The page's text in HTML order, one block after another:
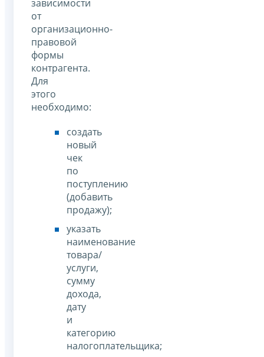
зависимости
от
организационно-
правовой
формы
контрагента.
Для
этого
необходимо:
создать
новый
чек
по
поступлению
(добавить
продажу);
указать
наименование
товара/
услуги,
сумму
дохода,
дату
и
категорию
налогоплательщика;